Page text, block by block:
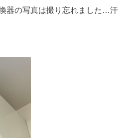
器の写真は撮り忘れました…汗